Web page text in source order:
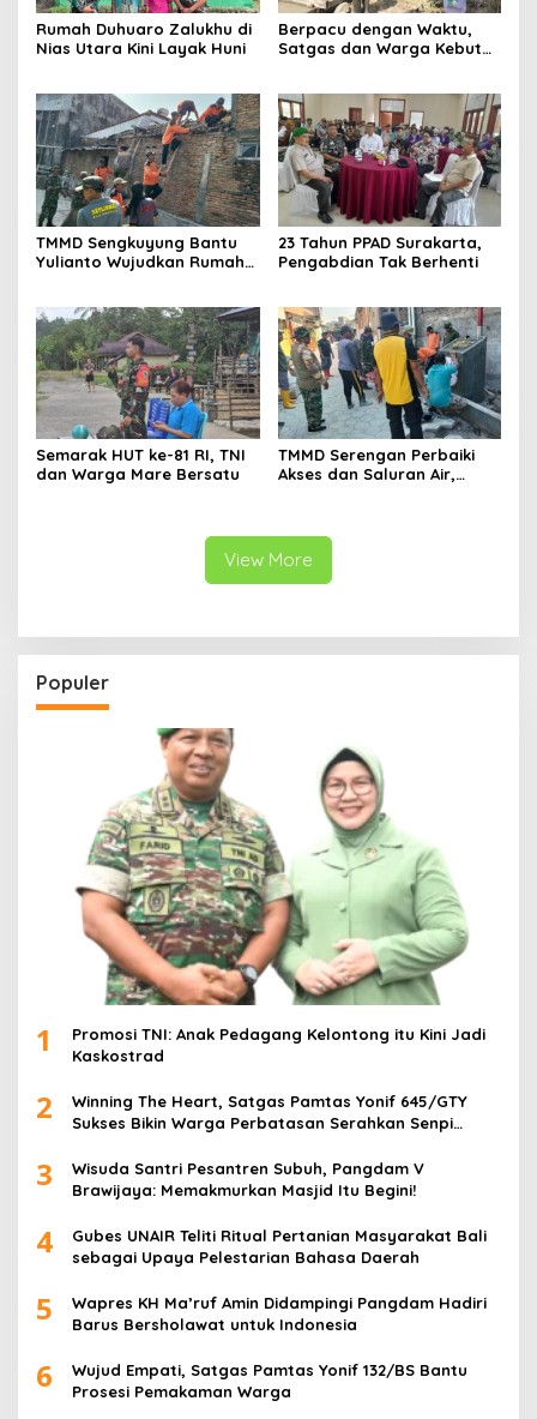
Rumah Duhuaro Zalukhu di
Nias Utara Kini Layak Huni
Berpacu dengan Waktu,
Satgas dan Warga Kebut
TMMD Sengkuyung Bantu
Yulianto Wujudkan Rumah
23 Tahun PPAD Surakarta,
Pengabdian Tak Berhenti
Semarak HUT ke-81 RI, TNI
dan Warga Mare Bersatu
TMMD Serengan Perbaiki
Akses dan Saluran Air,
View More
Populer
1
Promosi TNI: Anak Pedagang Kelontong itu Kini Jadi
Kaskostrad
2
Winning The Heart, Satgas Pamtas Yonif 645/GTY
Sukses Bikin Warga Perbatasan Serahkan Senpi
3
Wisuda Santri Pesantren Subuh, Pangdam V
Brawijaya: Memakmurkan Masjid Itu Begini!
4
Gubes UNAIR Teliti Ritual Pertanian Masyarakat Bali
sebagai Upaya Pelestarian Bahasa Daerah
5
Wapres KH Ma’ruf Amin Didampingi Pangdam Hadiri
Barus Bersholawat untuk Indonesia
6
Wujud Empati, Satgas Pamtas Yonif 132/BS Bantu
Prosesi Pemakaman Warga